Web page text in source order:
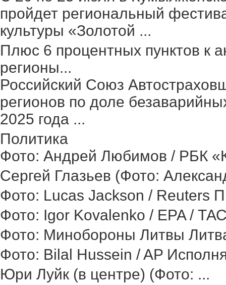
пройдет региональный
культуры «Золотой ...
Плюс 6 процентных пунктов к
регионы...
Российский Союз
регионов по доле
2025 года ...
Политика
Фото: Андрей Любимов / РБК
Сергей Глазьев (Фото:
Фото: Lucas Jackson / Reuters
Фото: Igor Kovalenko / EPA /
Фото: Минобороны Литвы
Фото: Bilal Hussein / AP
Юри Луйк (в центре) (Фото: ...